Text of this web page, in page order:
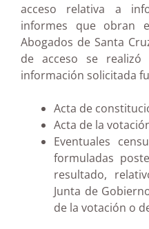
acceso relativa a
informes que obran
Abogados de Santa
de acceso se
información solicitada
Acta de
Acta de la
Eventuales
formuladas
resultado,
Junta de
de la votación o